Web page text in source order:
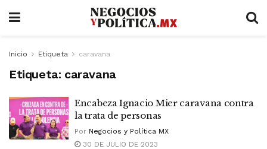
Inicio Etiqueta caravana
Etiqueta: caravana
Encabeza Ignacio Mier caravana contra
la trata de personas
Por Negocios y Política MX
30 DE JULIO DE 2023